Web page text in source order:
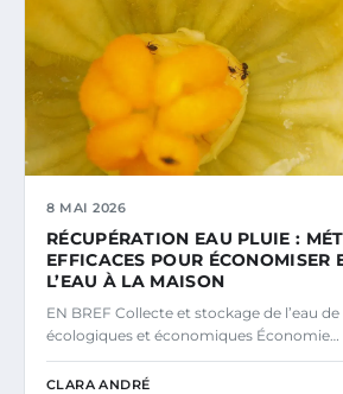
8 MAI 2026
RÉCUPÉRATION EAU PLUIE :
EFFICACES POUR ÉCONOMISER
L’EAU À LA MAISON
EN BREF Collecte et stockage de l’eau
écologiques et économiques Économie…
CLARA ANDRÉ